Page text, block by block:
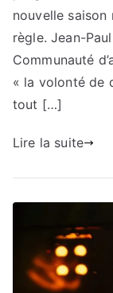
nouvelle
règle. Jean-
Communauté
« la volonté de
tout […]
Lire la suite